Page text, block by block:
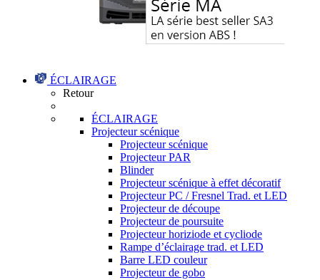
ÉCLAIRAGE
Retour
ÉCLAIRAGE
Projecteur scénique
Projecteur scénique
Projecteur PAR
Blinder
Projecteur scénique à effet décoratif
Projecteur PC / Fresnel Trad. et LED
Projecteur de découpe
Projecteur de poursuite
Projecteur horiziode et cycliode
Rampe d’éclairage trad. et LED
Barre LED couleur
Projecteur de gobo